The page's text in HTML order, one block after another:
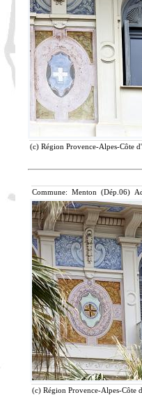
(c) Région Provence-Alpes-Côte
Commune: Menton (Dép.06)
(c) Région Provence-Alpes-Côte